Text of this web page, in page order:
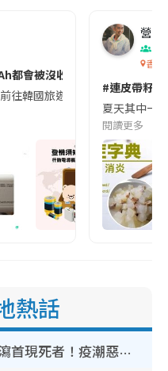
都會被沒收😱出發前切記檢查
前往韓國旅遊的民眾，近期要
營養
香港
#連皮帶籽
夏天其中一
閱讀更多
熱話
奪命寄生蟲｜食生菜狂瀉首現死者！疫潮惡化錄1.8萬宗病例 揭洗菜3大謬誤